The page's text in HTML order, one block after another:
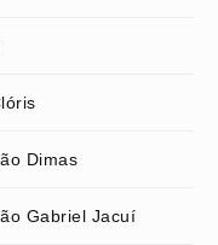
Dimas
Gabriel Jacuí